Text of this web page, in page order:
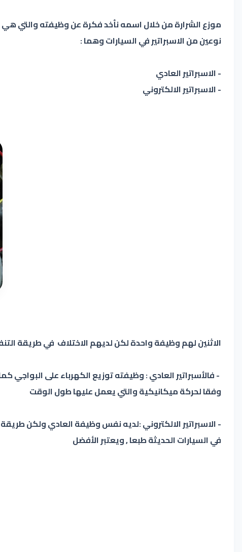
موزع الشرارة من خلال اسمه نأخد فكرة عن وظيفته والتي
نوعين من الاسبراتير في السيارات وهما :
- الاسبراتير العادي
- الاسبراتير الالكتروني
الاثنين لهم وظيفة واحدة لكن لديهم الاختلاف في طريقة
- فالأسبراتير العادي : وظيفته توزيع الكهرباء على البواجي
وفقا لحركة ميكانيكية والتي يعمل عليها طول الوقت
- الاسبراتير الالكتروني :لديه نفس وظيفة العادي ولكن
في السيارات الحديثة طبعا , ويعتبر الأفضل